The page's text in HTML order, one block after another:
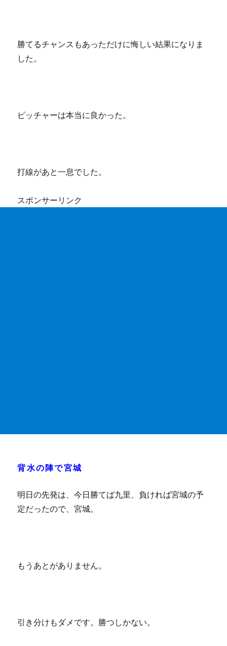
勝てるチャンスもあっただけに悔しい結果になりま
した。
ピッチャーは本当に良かった。
打線があと一息でした。
スポンサーリンク
背水の陣で宮城
明日の先発は、今日勝てば九里、負ければ宮城の予
定だったので、宮城。
もうあとがありません。
引き分けもダメです。勝つしかない。